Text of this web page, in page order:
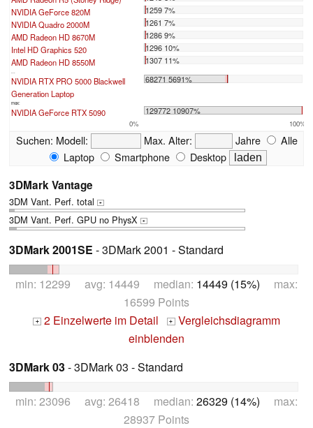
NVIDIA GeForce 820M
1259 7%
NVIDIA Quadro 2000M
1261 7%
AMD Radeon HD 8670M
1286 9%
Intel HD Graphics 520
1296 10%
AMD Radeon HD 8550M
1307 11%
...
NVIDIA RTX PRO 5000 Blackwell
Generation Laptop
68271 5691%
max:
NVIDIA GeForce RTX 5090 129772 10907%
0% 100%
Suchen: Modell: Max. Alter: Jahre
Alle
Laptop
Smartphone Desktop
3DMark Vantage
3DM Vant. Perf. total +
3DM Vant. Perf. GPU no PhysX +
3DMark 2001SE - 3DMark 2001 - Standard
min: 12299 avg: 14449 median: 14449 (15%) max:
16599 Points
+ 2 Einzelwerte im Detail + Vergleichsdiagramm
einblenden
3DMark 03- 3DMark 03 - Standard
min: 23096 avg: 26418 median: 26329 (14%) max:
28937 Points